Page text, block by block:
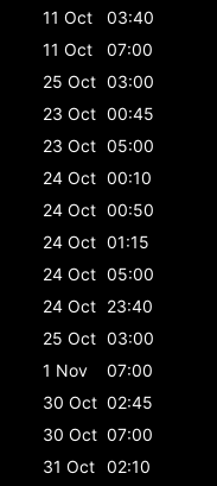
11 Oct
03:40
11 Oct
07:00
25 Oct 03:00
23 Oct 00:45
23 Oct 05:00
24 Oct 00:10
24 Oct 00:50
24 Oct 01:15
24 Oct 05:00
24 Oct 23:40
25 Oct 03:00
1 Nov
07:00
30 Oct 02:45
30 Oct 07:00
31 Oct 02:10